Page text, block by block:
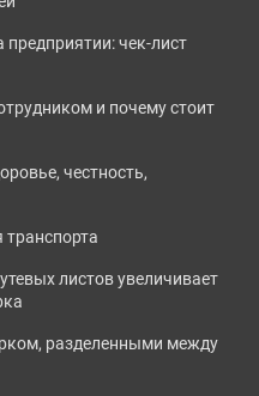
предприятии: чек-лист
и почему стоит
честность,
листов увеличивает
разделенными между